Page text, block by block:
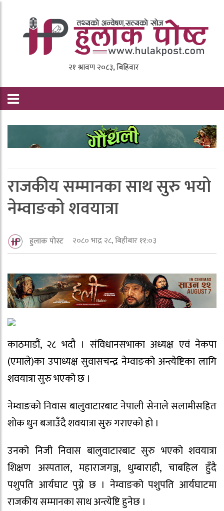
राजकीय सम्मानका साथ सुरु भयो
नेम्वाङको शवयात्रा
हुलाक पोस्ट २०८० भाद्र २८, बिहीबार ११:०३
काठमाडौं, २८ भदौ । संविधानसभाका अध्यक्ष एवं नेकपा
(एमाले)का उपाध्यक्ष सुवासचन्द्र नेम्वाङको अन्त्येष्टिका लागि
शवयात्रा सुरु भएको छ ।
नेम्वाङको निवास बालुवाटारबाट नेपाली सेनाले सलामीसहित
शोक धुन बजाउँदै शवयात्रा सुरु गराएको हो ।
उनको निजी निवास बालुवाटारबाट सुरु भएको शवयात्रा
शिक्षण अस्पताल, महाराजगञ्ज, धुम्बाराही, चाबहिल हुँदै
पशुपति आर्यघाट पुग्ने छ । नेम्वाङको पशुपति आर्यघाटमा
राजकीय सम्मानका साथ अन्त्येष्टि हुनेछ ।